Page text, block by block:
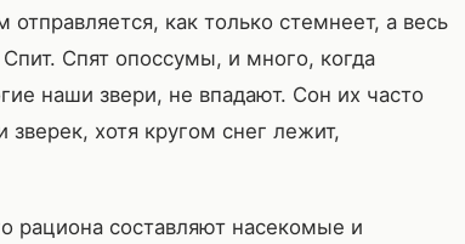
много и все подряд: листья, ягоды
как только стемнеет, а весь
Спят опоссумы, и много, когда
наши звери, не впадают. Сон их часто
хотя кругом снег лежит,
рациона составляют насекомые и